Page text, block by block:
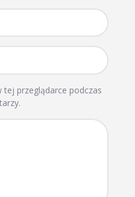
przeglądarce podczas